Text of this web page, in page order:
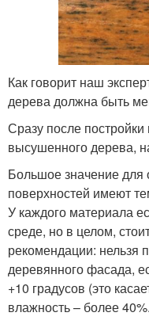
Как говорит наш
дерева должна быть
Сразу после
высушенного дерева,
Большое значение для
поверхностей имеют
У каждого материала
среде, но в целом,
рекомендации: нельзя
деревянного фасада,
+10 градусов (это
влажность – более 40%.